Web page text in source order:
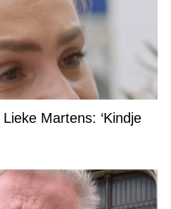
Martens: ‘Kindje